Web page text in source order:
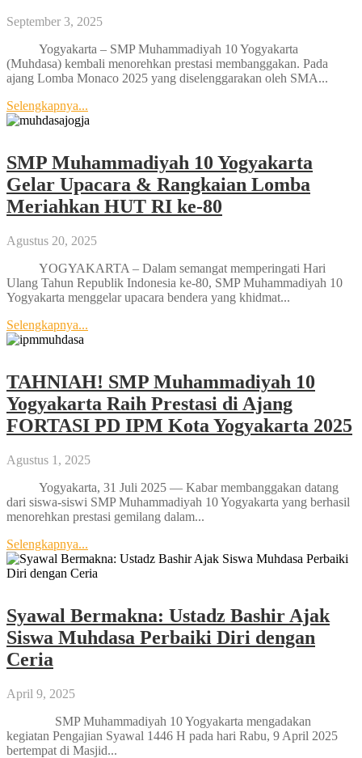
September 3, 2025
Yogyakarta – SMP Muhammadiyah 10 Yogyakarta
(Muhdasa) kembali menorehkan prestasi membanggakan. Pada
ajang Lomba Monaco 2025 yang diselenggarakan oleh SMA...
Selengkapnya...
SMP Muhammadiyah 10 Yogyakarta
Gelar Upacara & Rangkaian Lomba
Meriahkan HUT RI ke-80
Agustus 20, 2025
YOGYAKARTA – Dalam semangat memperingati Hari
Ulang Tahun Republik Indonesia ke-80, SMP Muhammadiyah 10
Yogyakarta menggelar upacara bendera yang khidmat...
Selengkapnya...
TAHNIAH! SMP Muhammadiyah 10
Yogyakarta Raih Prestasi di Ajang
FORTASI PD IPM Kota Yogyakarta 2025
Agustus 1, 2025
Yogyakarta, 31 Juli 2025 — Kabar membanggakan datang
dari siswa-siswi SMP Muhammadiyah 10 Yogyakarta yang berhasil
menorehkan prestasi gemilang dalam...
Selengkapnya...
Syawal Bermakna: Ustadz Bashir Ajak
Siswa Muhdasa Perbaiki Diri dengan
Ceria
April 9, 2025
SMP Muhammadiyah 10 Yogyakarta mengadakan
kegiatan Pengajian Syawal 1446 H pada hari Rabu, 9 April 2025
bertempat di Masjid...